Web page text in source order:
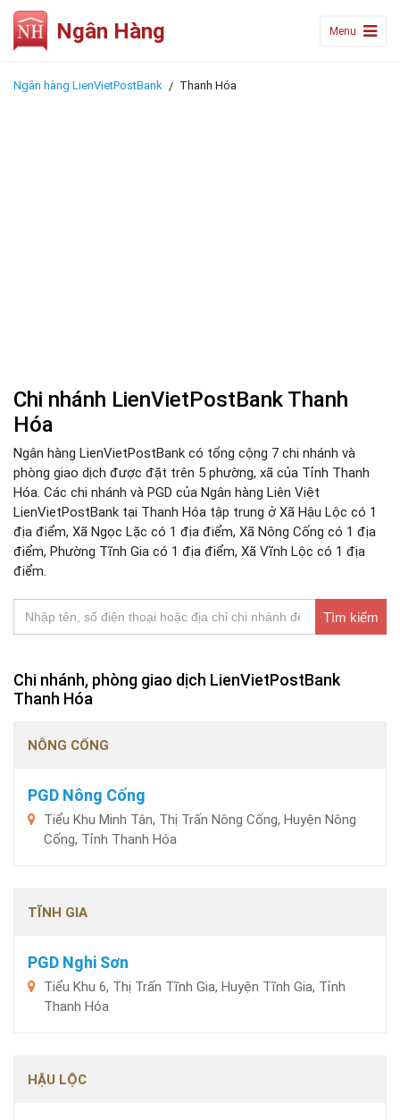
Ngân Hàng Menu
Ngân hàng LienVietPostBank Thanh Hóa
Chi nhánh LienVietPostBank Thanh
Hóa
Ngân hàng LienVietPostBank có tổng cộng 7 chi nhánh và
phòng giao dịch được đặt trên 5 phường, xã của Tỉnh Thanh
Hóa. Các chi nhánh và PGD của Ngân hàng Liên Việt
LienVietPostBank tại Thanh Hóa tập trung ở Xã Hậu Lộc có 1
địa điểm, Xã Ngọc Lặc có 1 địa điểm, Xã Nông Cống có 1 địa
điểm, Phường Tĩnh Gia có 1 địa điểm, Xã Vĩnh Lộc có 1 địa
điểm.
Tìm kiếm
Chi nhánh, phòng giao dịch LienVietPostBank
Thanh Hóa
NÔNG CỐNG
PGD Nông Cống
Tiểu Khu Minh Tân, Thị Trấn Nông Cống, Huyện Nông
Cống, Tỉnh Thanh Hóa
TĨNH GIA
PGD Nghi Sơn
Tiểu Khu 6, Thị Trấn Tĩnh Gia, Huyện Tĩnh Gia, Tỉnh
Thanh Hóa
HẬU LỘC